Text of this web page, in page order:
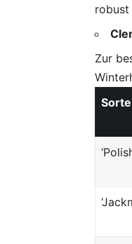
robust
Zur
Sorte